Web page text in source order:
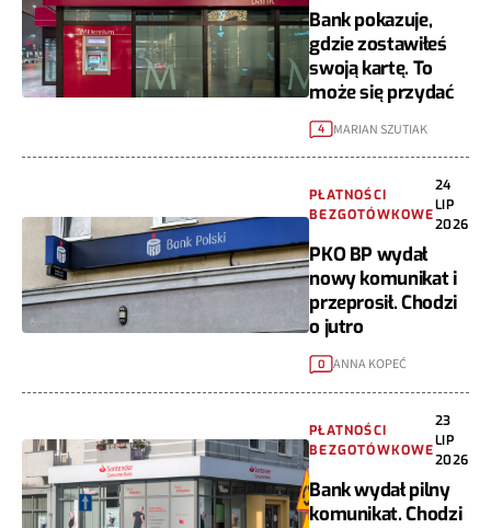
Bank pokazuje,
gdzie zostawiłeś
swoją kartę. To
może się przydać
4 MARIAN SZUTIAK
PŁATNOŚCI
BEZGOTÓWKOWE
24
LIP
2026
PKO BP wydał
nowy komunikat i
przeprosił. Chodzi
o jutro
0 ANNA KOPEĆ
PŁATNOŚCI
BEZGOTÓWKOWE
23
LIP
2026
Bank wydał pilny
komunikat. Chodzi